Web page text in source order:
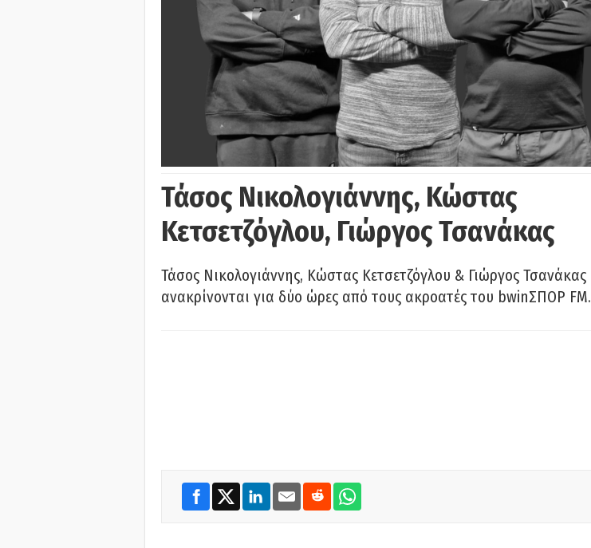
Τάσος Νικολογιάννης, Κώστας
Κετσετζόγλου, Γιώργος Τσανάκας
Τάσος Νικολογιάννης, Κώστας Κετσετζόγλου & Γιώργος Τσανάκας
ανακρίνονται για δύο ώρες από τους ακροατές του bwinΣΠΟΡ FM.